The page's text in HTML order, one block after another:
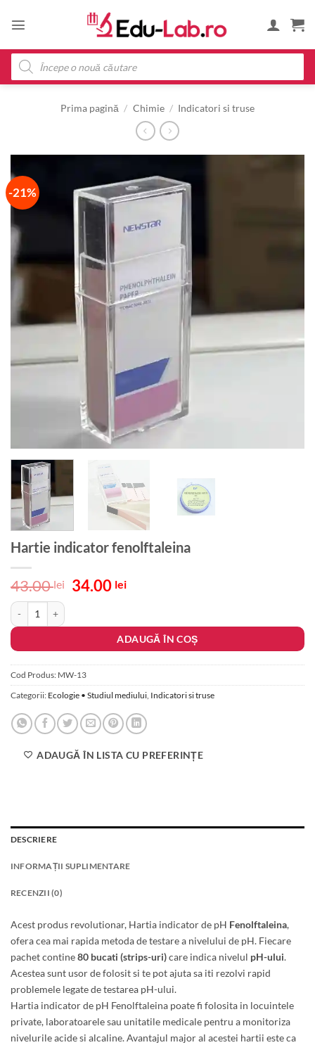
Products
search
Prima pagină / Chimie / Indicatori si truse
-21%
Hartie indicator fenolftaleina
43.00lei
Prețul
fost:
43.00 lei.
34.00 leiPrețul
34.00 lei.
Cantitate Hartie indicator fenolftaleina
ADAUGĂ ÎN COȘ
Cod Produs: MW-13
Categorii: Ecologie • Studiul mediului Indicatori si truse
ADAUGĂ ÎN LISTA CU PREFERINȚE
DESCRIERE
INFORMAȚII SUPLIMENTARE
RECENZII (0)
Acest produs revolutionar, Hartia indicator de pH Fenolftaleina,
ofera cea mai rapida metoda de testare a nivelului de pH. Fiecare
pachet contine80 bucati (strips-uri)care indica nivelul pH-ului.
Acestea sunt usor de folosit si te pot ajuta sa iti rezolvi rapid
problemele legate de testarea pH-ului.
Hartia indicator de pH Fenolftaleina poate fi folosita in locuintele
private, laboratoarele sau unitatile medicale pentru a monitoriza
nivelurile acide si alcaline. Avantajul major al acestei hartii este ca